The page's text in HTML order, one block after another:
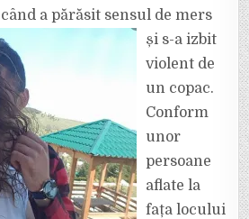
apărăsit sensul de mers
și s-a izbit
violent de
un copac.
Conform
unor
persoane
aflate la
fața locului